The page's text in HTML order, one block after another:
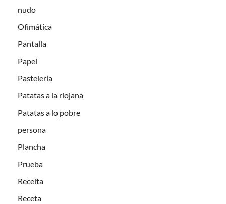
nudo
Ofimática
Pantalla
Papel
Pastelería
Patatas a la riojana
Patatas a lo pobre
persona
Plancha
Prueba
Receita
Receta